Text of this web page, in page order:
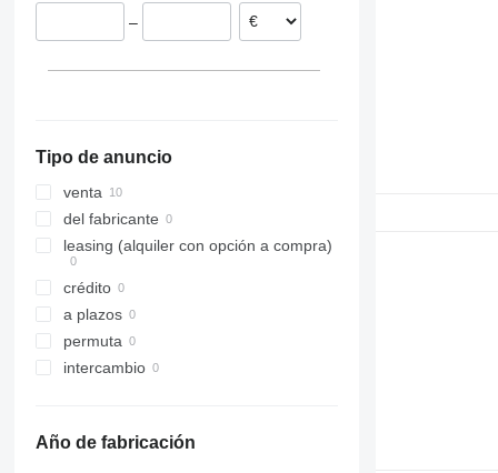
–
Tipo de anuncio
venta
del fabricante
leasing (alquiler con opción a compra)
crédito
a plazos
permuta
intercambio
Año de fabricación